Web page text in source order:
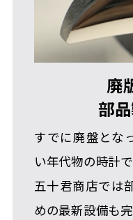
コーポレー
廃
部
すでに廃盤とな
い年代物の時計
五十君商店では
めの最新設備も完